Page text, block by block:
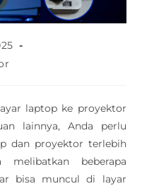
laptop ke proyektor
lainnya, Anda perlu
dan proyektor terlebih
beberapa
bisa muncul di layar